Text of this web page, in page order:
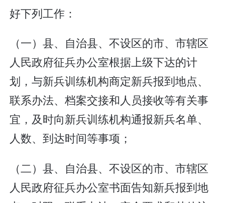
好下列工作：
（一）县、自治县、不设区的市、市辖区
人民政府征兵办公室根据上级下达的计
划，与新兵训练机构商定新兵报到地点、
联系办法、档案交接和人员接收等有关事
宜，及时向新兵训练机构通报新兵名单、
人数、到达时间等事项；
（二）县、自治县、不设区的市、市辖区
人民政府征兵办公室书面告知新兵报到地